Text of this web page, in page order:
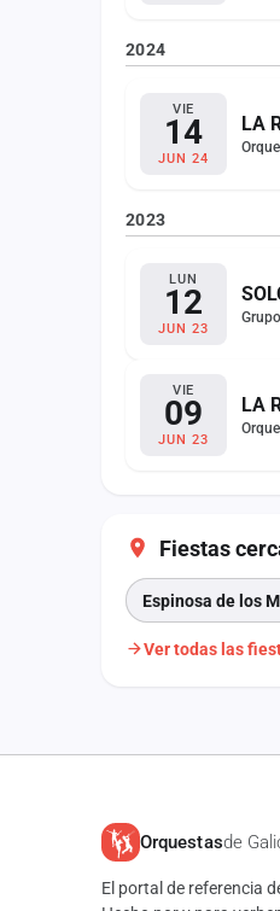
2024
VIE
14
JUN 24
LA
2023
LUN
12
JUN 23
Grupo
VIE
09
JUN 23
LA
Fiestas
Espinosa de los
Ver todas las
Orquestasde
El portal de referencia